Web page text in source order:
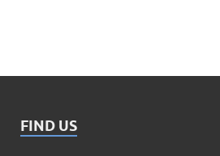
FIND US